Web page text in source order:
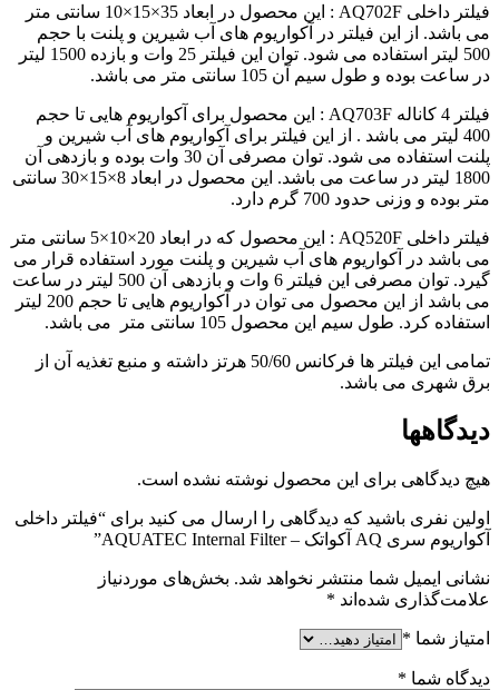
فیلتر داخلی AQ702F : این محصول در ابعاد
35×15×10 سانتی متر
می باشد. از این فیلتر در آکواریوم های آب شیرین و پلنت با حجم
500 لیتر استفاده می شود. توان این فیلتر 25 وات و بازده 1500 لیتر
در ساعت بوده و طول سیم آن 105 سانتی متر می باشد.
فیلتر 4 کاناله AQ703F : این محصول برای آکواریوم هایی تا حجم
400 لیتر می باشد . از این فیلتر برای آکواریوم های آب شیرین و
پلنت استفاده می شود. توان مصرفی آن 30 وات بوده و بازدهی آن
1800 لیتر در ساعت می باشد. این محصول در ابعاد
8×15×30 سانتی
متر بوده و وزنی حدود 700 گرم دارد.
فیلتر داخلی AQ520F : این محصول که در ابعاد
20×10×5 سانتی متر
می باشد در آکواریوم های آب شیرین و پلنت مورد استفاده قرار می
گیرد. توان مصرفی این فیلتر 6 وات و بازدهی آن 500 لیتر در ساعت
می باشد از این محصول می توان در آکواریوم هایی تا حجم 200 لیتر
استفاده کرد. طول سیم این محصول 105 سانتی متر می باشد.
تمامی این فیلتر ها فرکانس 50/60 هرتز داشته و منبع تغذیه آن از
برق شهری می باشد.
دیدگاهها
هیچ دیدگاهی برای این محصول نوشته نشده است.
اولین نفری باشید که دیدگاهی را ارسال می کنید برای “فیلتر داخلی
آکواریوم سری AQ آکواتک – AQUATEC Internal Filter”
نشانی ایمیل شما منتشر نخواهد شد. بخش‌های موردنیاز
علامت‌گذاری شده‌اند *
امتیاز شما *
دیدگاه شما *